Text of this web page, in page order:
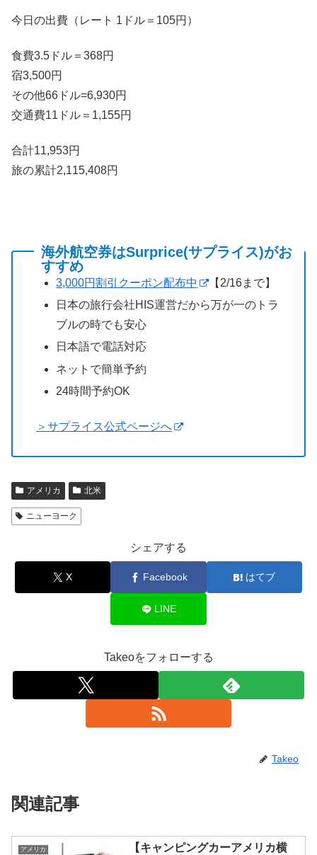
今日の出費（レート 1ドル＝105円）
食費3.5ドル＝368円
宿3,500円
その他66ドル=6,930円
交通費11ドル＝1,155円
合計11,953円
旅の累計2,115,408円
海外航空券はSurprice(サプライス)がお
すすめ
3,000円割引クーポン配布中
【2/16まで】
日本の旅行会社HIS運営だから万が一のトラ
ブルの時でも安心
日本語で電話対応
ネットで簡単予約
24時間予約OK
＞サプライス公式ページへ
アメリカ 北米
ニューヨーク
シェアする
X Facebook はてブ
LINE
Takeoをフォローする
Takeo
関連記事
アメリカ
【キャンピングカーアメリカ横